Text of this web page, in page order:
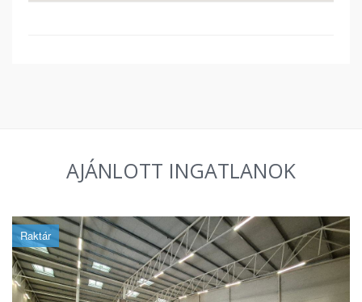
AJÁNLOTT INGATLANOK
Raktár